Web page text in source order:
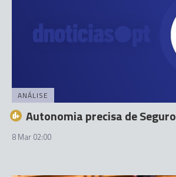
ANÁLISE
Autonomia precisa de Seguro
8 Mar 02:00